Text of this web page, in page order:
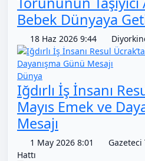
Bebek Dünyaya
18 Haz 2026 9:44
Dünya
Iğdırlı İş İnsanı
Mayıs Emek ve
Mesajı
1 May 2026 8:01
Hattı